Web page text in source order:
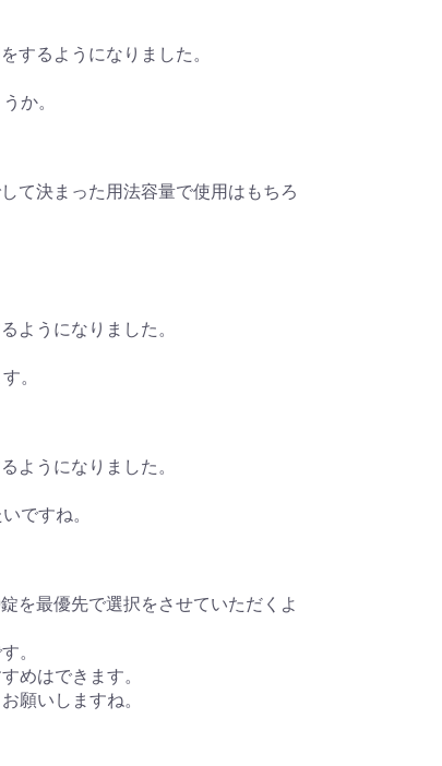
するようになりました。
か。
て決まった用法容量で使用はもちろ
ようになりました。
。
ようになりました。
ですね。
を最優先で選択をさせていただくよ
。
めはできます。
願いしますね。